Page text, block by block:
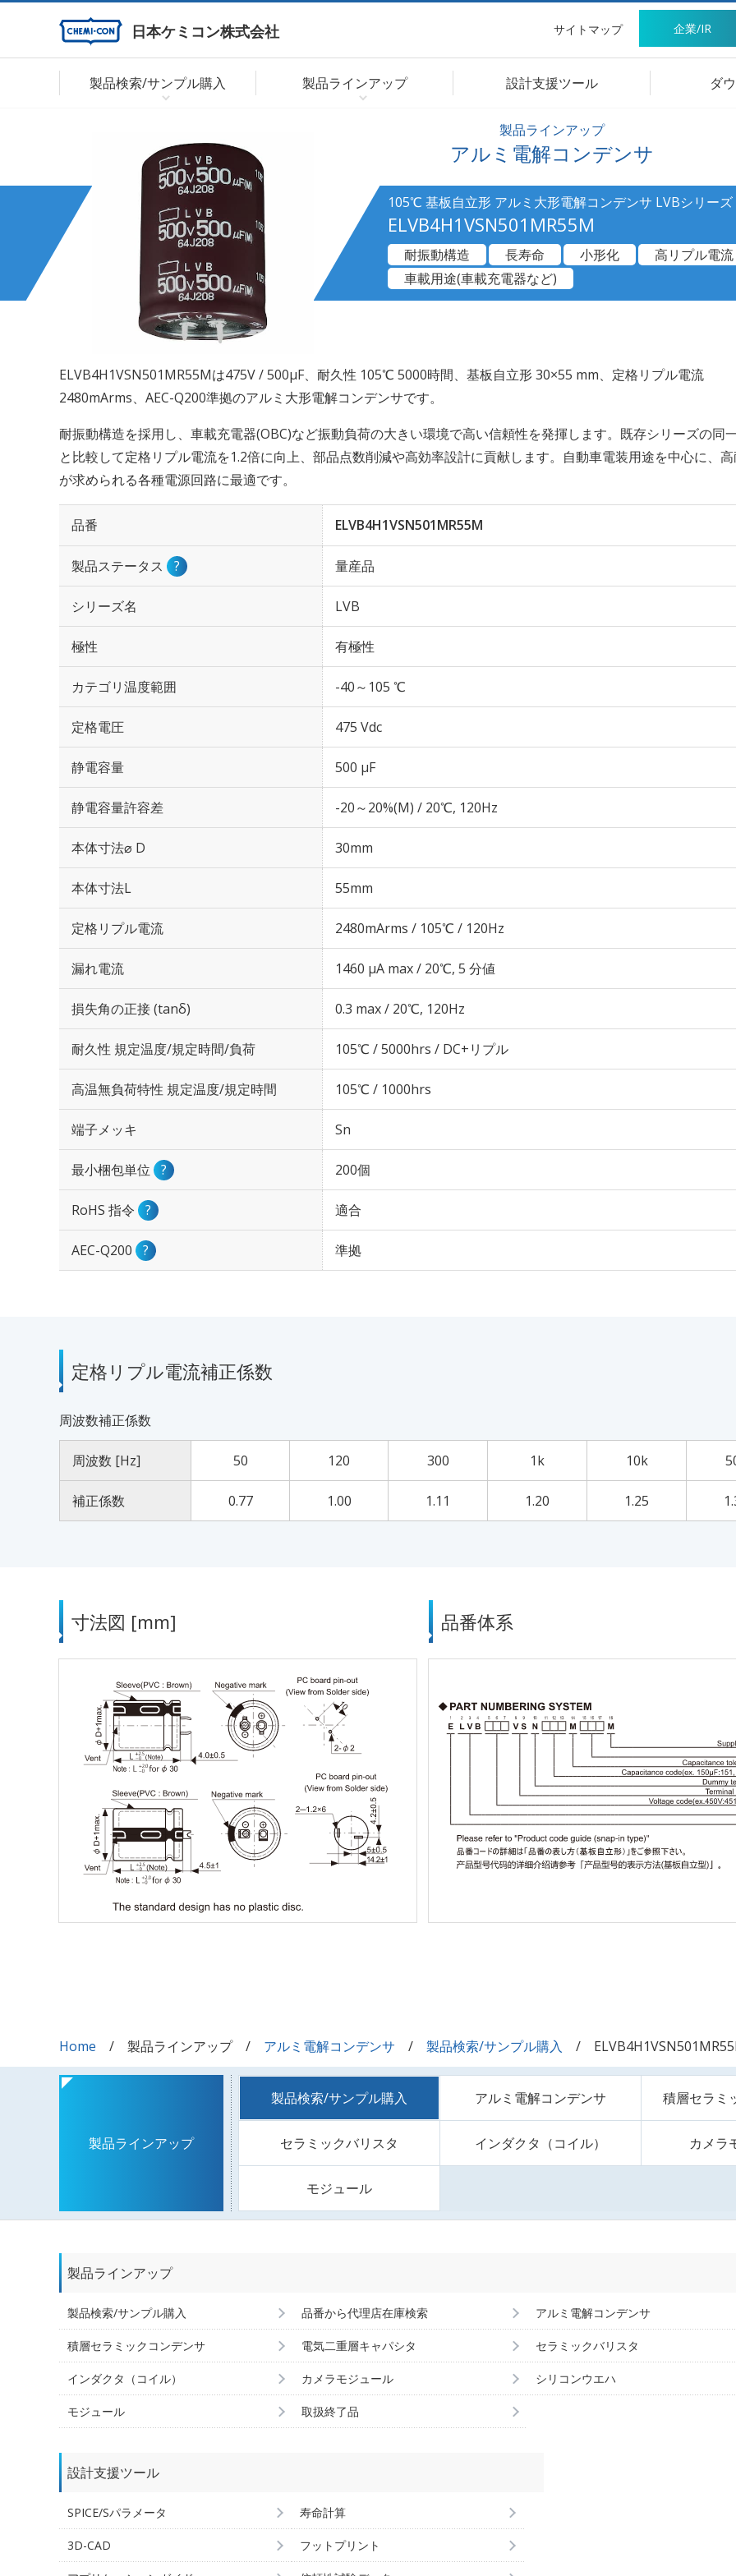
日本ケミコン株式会社 サイトマップ 企業/IR
製品検索/サンプル購入 製品ラインアップ 設計支援ツール ダ
製品ラインアップ
アルミ電解コンデンサ
105℃ 基板自立形 アルミ大形電解コンデンサ LVBシリーズ
ELVB4H1VSN501MR55M
耐振動構造 長寿命 小形化
高リプル電流
車載用途(車載充電器など)
ELVB4H1VSN501MR55Mは475V / 500µF、耐久性 105℃ 5000時間、基板自立形 30×55 mm、定格リプル電流
2480mArms、AEC-Q200準拠のアルミ大形電解コンデンサです。
耐振動構造を採用し、車載充電器(OBC)など振動負荷の大きい環境で高い信頼性を発揮します。既存シリーズの同
と比較して定格リプル電流を1.2倍に向上、部品点数削減や高効率設計に貢献します。自動車電装用途を中心に、
が求められる各種電源回路に最適です。
品番 ELVB4H1VSN501MR55M
製品ステータス ? 量産品
シリーズ名 LVB
極性 有極性
カテゴリ温度範囲 -40～105 ℃
定格電圧 475 Vdc
静電容量 500 µF
静電容量許容差 -20～20%(M) / 20℃, 120Hz
本体寸法⌀ D 30mm
本体寸法L 55mm
定格リプル電流 2480mArms / 105℃ / 120Hz
漏れ電流 1460 μA max / 20℃, 5 分値
損失角の正接 (tanδ) 0.3 max / 20℃, 120Hz
耐久性 規定温度/規定時間/負荷 105℃ / 5000hrs / DC+リプル
高温無負荷特性 規定温度/規定時間 105℃ / 1000hrs
端子メッキ Sn
最小梱包単位 ? 200個
RoHS 指令 ? 適合
AEC-Q200 ? 準拠
定格リプル電流補正係数
周波数補正係数
周波数 [Hz] 50 120 300 1k 10k
補正係数 0.77 1.00 1.11 1.20 1.25
寸法図 [mm] 品番体系
Home 製品ラインアップ アルミ電解コンデンサ 製品検索/サンプル購入
製品ラインアップ
製品検索/サンプル購入 アルミ電解コンデンサ 積層セラミ
セラミックバリスタ インダクタ（コイル） カメラ
モジュール
製品ラインアップ
製品検索/サンプル購入 品番から代理店在庫検索 アルミ電解コンデンサ
積層セラミックコンデンサ 電気二重層キャパシタ セラミックバリスタ
インダクタ（コイル） カメラモジュール シリコンウエハ
モジュール 取扱終了品
設計支援ツール
SPICE/Sパラメータ 寿命計算
3D-CAD フットプリント